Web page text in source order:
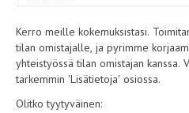
Kerro meille kokemuksistasi.
tilan omistajalle, ja pyrimme korjaamaan havaitut
yhteistyössä tilan omistajan kanssa.
tarkemmin 'Lisätietoja' osiossa.
Olitko tyytyväinen: